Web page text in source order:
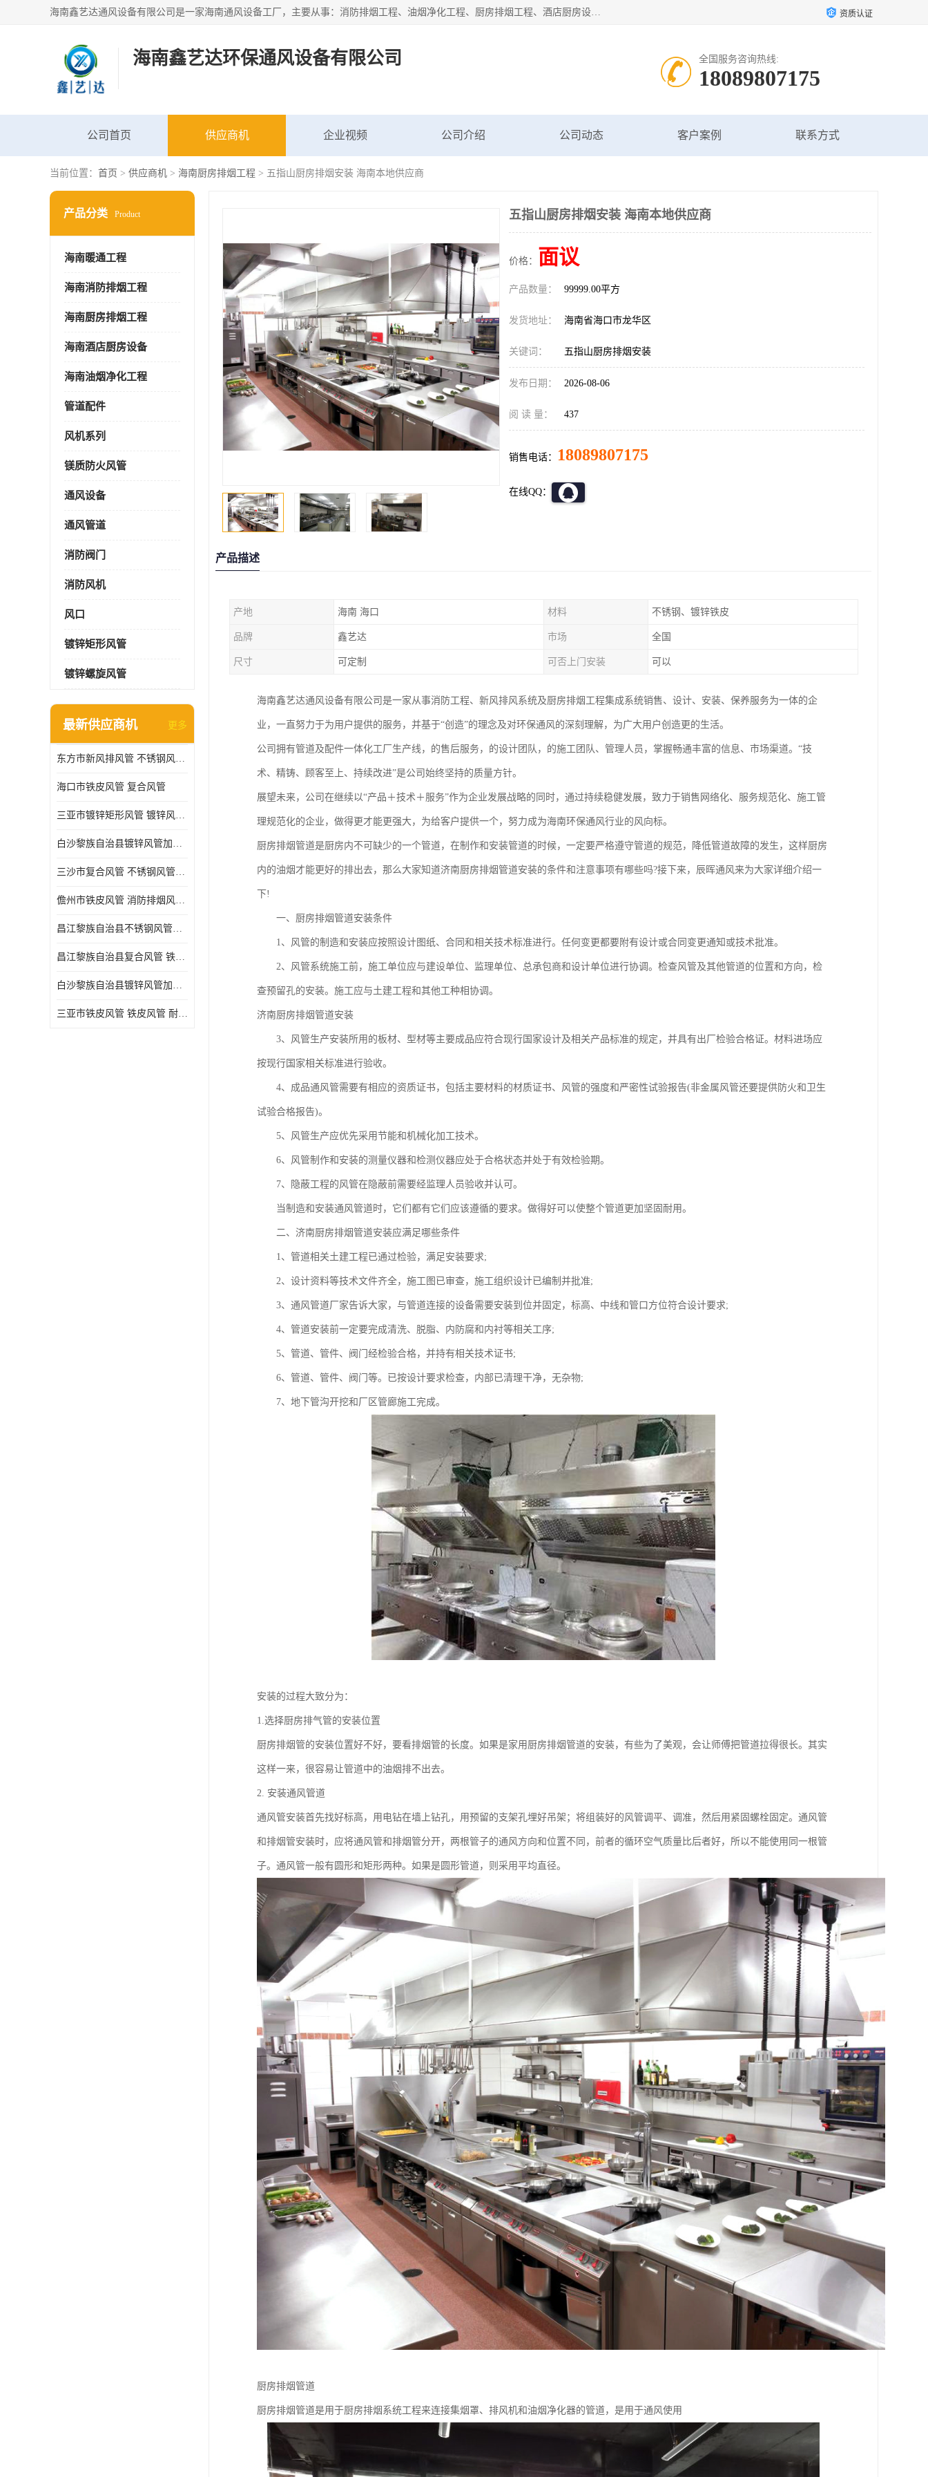
海南鑫艺达通风设备有限公司是一家海南通风设备工厂，主要从事：消防排烟工程、油烟净化工程、厨房排烟工程、酒店厨房设备、新风排风系统、镀锌铁皮管道加工、暖通工程、通风管道安装、消防火阀百叶风口等业务。公司拥有管道及配件一体化工厂生产线，良好的售后服务，良好的设计团队，良好的施工团队、良好管理人员，掌握畅通丰富的信息、市场渠道。 资质认证
海南鑫艺达环保通风设备有限公司 全国服务咨询热线:
18089807175
公司首页 供应商机 企业视频 公司介绍 公司动态 客户案例 联系方式
当前位置： 首页 > 供应商机 > 海南厨房排烟工程 > 五指山厨房排烟安装 海南本地供应商
产品分类 Product
海南暖通工程
海南消防排烟工程
海南厨房排烟工程
海南酒店厨房设备
海南油烟净化工程
管道配件
风机系列
镁质防火风管
通风设备
通风管道
消防阀门
消防风机
风口
镀锌矩形风管
镀锌螺旋风管
最新供应商机 更多
东方市新风排风管 不锈钢风管加工
海口市铁皮风管 复合风管
三亚市镀锌矩形风管 镀锌风管加工厂
白沙黎族自治县镀锌风管加工厂 铁皮风管 耐腐蚀
三沙市复合风管 不锈钢风管加工 做急单
儋州市铁皮风管 消防排烟风管 耐腐蚀
昌江黎族自治县不锈钢风管加工 镀锌螺旋风管加工厂
昌江黎族自治县复合风管 铁皮风管
白沙黎族自治县镀锌风管加工厂 新风排风管
三亚市铁皮风管 铁皮风管 耐腐蚀
五指山厨房排烟安装 海南本地供应商
价格： 面议
产品数量： 99999.00平方
发货地址： 海南省海口市龙华区
关键词： 五指山厨房排烟安装
发布日期： 2026-08-06
阅 读 量： 437
销售电话： 18089807175
在线QQ：
产品描述
产地 海南 海口 材料 不锈钢、镀锌铁皮
品牌 鑫艺达 市场 全国
尺寸 可定制 可否上门安装 可以
海南鑫艺达通风设备有限公司是一家从事消防工程、新风排风系统及厨房排烟工程集成系统销售、设计、安装、保养服务为一体的企
业，一直努力于为用户提供的服务，并基于“创造”的理念及对环保通风的深刻理解，为广大用户创造更的生活。
公司拥有管道及配件一体化工厂生产线，的售后服务，的设计团队，的施工团队、管理人员，掌握畅通丰富的信息、市场渠道。“技
术、精铸、顾客至上、持续改进”是公司始终坚持的质量方针。
展望未来，公司在继续以“产品＋技术＋服务”作为企业发展战略的同时，通过持续稳健发展，致力于销售网络化、服务规范化、施工管
理规范化的企业，做得更才能更强大，为给客户提供一个，努力成为海南环保通风行业的风向标。
厨房排烟管道是厨房内不可缺少的一个管道，在制作和安装管道的时候，一定要严格遵守管道的规范，降低管道故障的发生，这样厨房
内的油烟才能更好的排出去，那么大家知道济南厨房排烟管道安装的条件和注意事项有哪些吗?接下来，辰晖通风来为大家详细介绍一
下!
一、厨房排烟管道安装条件
1、风管的制造和安装应按照设计图纸、合同和相关技术标准进行。任何变更都要附有设计或合同变更通知或技术批准。
2、风管系统施工前，施工单位应与建设单位、监理单位、总承包商和设计单位进行协调。检查风管及其他管道的位置和方向，检
查预留孔的安装。施工应与土建工程和其他工种相协调。
济南厨房排烟管道安装
3、风管生产安装所用的板材、型材等主要成品应符合现行国家设计及相关产品标准的规定，并具有出厂检验合格证。材料进场应
按现行国家相关标准进行验收。
4、成品通风管需要有相应的资质证书，包括主要材料的材质证书、风管的强度和严密性试验报告(非金属风管还要提供防火和卫生
试验合格报告)。
5、风管生产应优先采用节能和机械化加工技术。
6、风管制作和安装的测量仪器和检测仪器应处于合格状态并处于有效检验期。
7、隐蔽工程的风管在隐蔽前需要经监理人员验收并认可。
当制造和安装通风管道时，它们都有它们应该遵循的要求。做得好可以使整个管道更加坚固耐用。
二、济南厨房排烟管道安装应满足哪些条件
1、管道相关土建工程已通过检验，满足安装要求;
2、设计资料等技术文件齐全，施工图已审查，施工组织设计已编制并批准;
3、通风管道厂家告诉大家，与管道连接的设备需要安装到位并固定，标高、中线和管口方位符合设计要求;
4、管道安装前一定要完成清洗、脱脂、内防腐和内衬等相关工序;
5、管道、管件、阀门经检验合格，并持有相关技术证书;
6、管道、管件、阀门等。已按设计要求检查，内部已清理干净，无杂物;
7、地下管沟开挖和厂区管廊施工完成。
安装的过程大致分为：
1.选择厨房排气管的安装位置
厨房排烟管的安装位置好不好，要看排烟管的长度。如果是家用厨房排烟管道的安装，有些为了美观，会让师傅把管道拉得很长。其实
这样一来，很容易让管道中的油烟排不出去。
2. 安装通风管道
通风管安装首先找好标高，用电钻在墙上钻孔，用预留的支架孔埋好吊架；将组装好的风管调平、调准，然后用紧固螺栓固定。通风管
和排烟管安装时，应将通风管和排烟管分开，两根管子的通风方向和位置不同，前者的循环空气质量比后者好，所以不能使用同一根管
子。通风管一般有圆形和矩形两种。如果是圆形管道，则采用平均直径。
厨房排烟管道
厨房排烟管道是用于厨房排烟系统工程来连接集烟罩、排风机和油烟净化器的管道，是用于通风使用